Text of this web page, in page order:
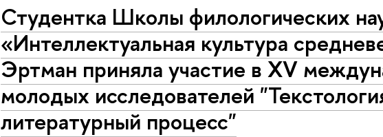
Студентка Школы филологических
«Интеллектуальная культура
Эртман приняла участие в XV
молодых исследователей
литературный процесс"